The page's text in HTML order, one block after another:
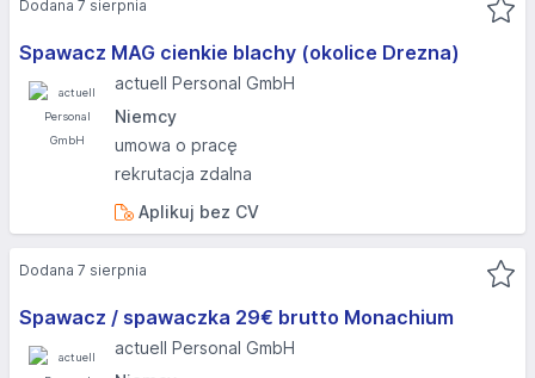
Spawacz MAG cienkie blachy (okolice Drezna)
actuell Personal GmbH
Niemcy
umowa o pracę
rekrutacja zdalna
Aplikuj bez CV
Dodana 7 sierpnia
Spawacz / spawaczka 29€ brutto Monachium
actuell Personal GmbH
Dodana 7 sierpnia